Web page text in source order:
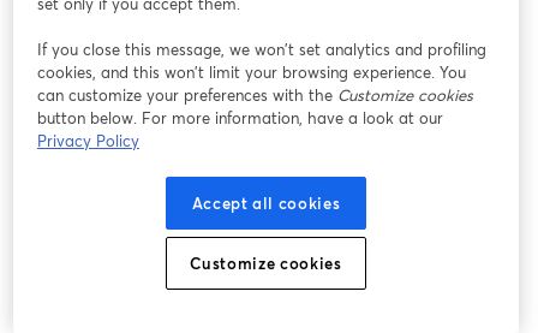
for Live Streaming?
Mehr lesen
If you close this message, we won’t set analytics and profiling
cookies, and this won’t limit your browsing experience. You
can customize your preferences with the Customize cookies
button below. For more information, have a look at our
Privacy Policy
Accept all cookies
Customize cookies